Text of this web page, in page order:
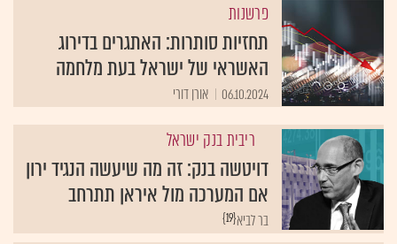
פרשנות
תחזיות סותרות: האתגרים בדירוג
האשראי של ישראל בעת מלחמה
06.10.2024 אורן דורי
ריבית בנק ישראל
דויטשה בנק: זה מה שיעשה הנגיד ירון
אם המערכה מול איראן תתרחב
{19}בר לביא